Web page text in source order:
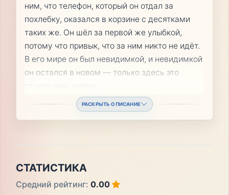
ним, что телефон, который он отдал за
похлебку, оказался в корзине с десятками
таких же. Он шёл за первой же улыбкой,
потому что привык, что за ним никто не идёт.
В его мире он был невидимкой, и невидимкой
он остался в новом — только здесь это
РАСКРЫТЬ ОПИСАНИЕ
СТАТИСТИКА
Средний рейтинг: 0.00